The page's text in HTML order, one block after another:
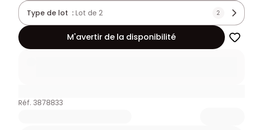
Type de lot : Lot de 2 2
M'avertir de la disponibilité
Réf. 3878833